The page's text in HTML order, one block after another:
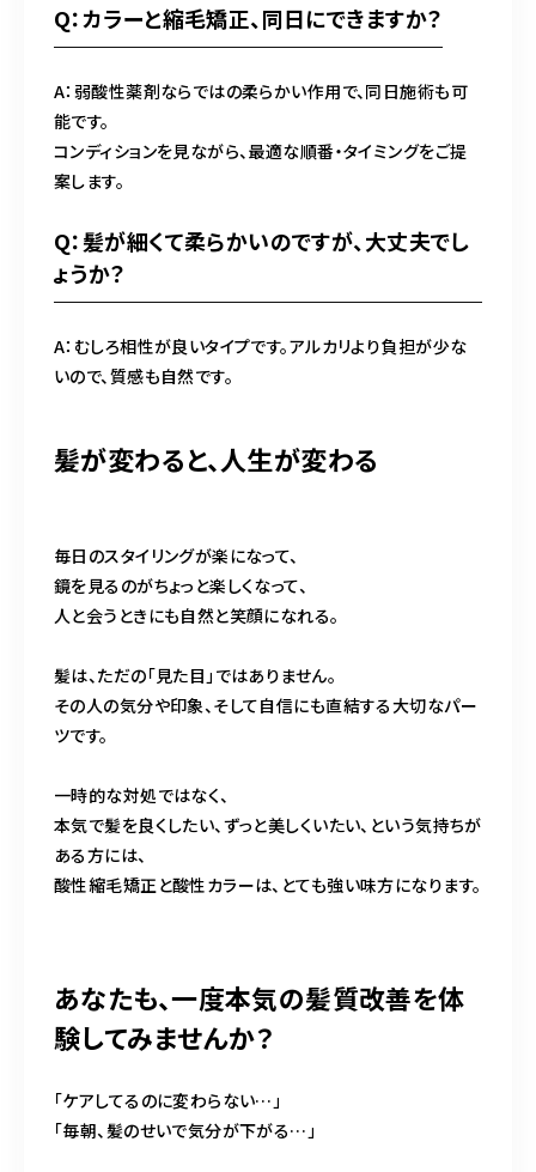
Q：カラーと縮毛矯正、同日にできますか？
A：弱酸性薬剤ならではの柔らかい作用で、同日施術も可
能です。
コンディションを見ながら、最適な順番・タイミングをご提
案します。
Q：髪が細くて柔らかいのですが、大丈夫でし
ょうか？
A：むしろ相性が良いタイプです。アルカリより負担が少な
いので、質感も自然です。
髪が変わると、人生が変わる
毎日のスタイリングが楽になって、
鏡を見るのがちょっと楽しくなって、
人と会うときにも自然と笑顔になれる。
髪は、ただの「見た目」ではありません。
その人の気分や印象、そして自信にも直結する大切なパー
ツです。
一時的な対処ではなく、
本気で髪を良くしたい、ずっと美しくいたい、という気持ちが
ある方には、
酸性縮毛矯正と酸性カラーは、とても強い味方になります。
あなたも、一度本気の髪質改善を体
験してみませんか？
「ケアしてるのに変わらない…」
「毎朝、髪のせいで気分が下がる…」